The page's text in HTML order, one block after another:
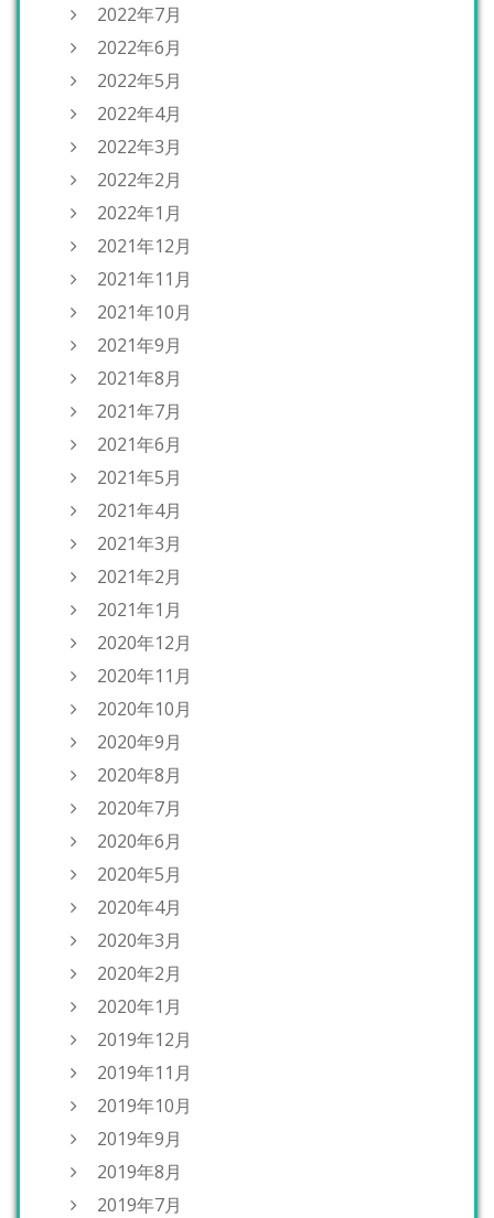
2022年7月
2022年6月
2022年5月
2022年4月
2022年3月
2022年2月
2022年1月
2021年12月
2021年11月
2021年10月
2021年9月
2021年8月
2021年7月
2021年6月
2021年5月
2021年4月
2021年3月
2021年2月
2021年1月
2020年12月
2020年11月
2020年10月
2020年9月
2020年8月
2020年7月
2020年6月
2020年5月
2020年4月
2020年3月
2020年2月
2020年1月
2019年12月
2019年11月
2019年10月
2019年9月
2019年8月
2019年7月